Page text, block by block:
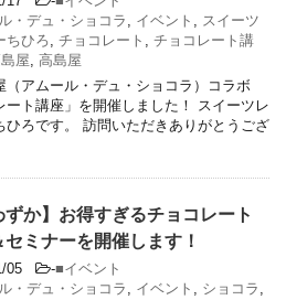
・デュ・ショコラ , イベント , スイーツ
ちひろ , チョコレート , チョコレート講
屋, 高島屋
（アムール・デュ・ショコラ）コラボ
ート講座」を開催しました！ スイーツレ
ひろです。 訪問いただきありがとうござ
ずか】お得すぎるチョコレート
ミナーを開催します！
05 -■イベント
・デュ・ショコラ , イベント , ショコラ ,